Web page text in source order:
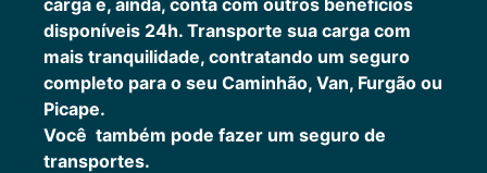
disponíveis 24h. Transporte sua carga com
mais tranquilidade, contratando um seguro
completo para o seu Caminhão, Van, Furgão ou
Picape.
Você também pode fazer um seguro de
transportes.